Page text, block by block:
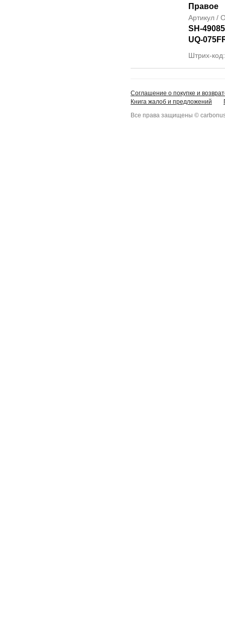
Правое
Артикул /
SH-
UQ-
Штрих-
Соглашение о покупке и
Книга жалоб и предложений
Все права защищены ©